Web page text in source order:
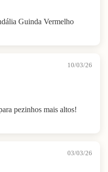
Guinda Vermelho
10/03/26
pezinhos mais altos!
03/03/26